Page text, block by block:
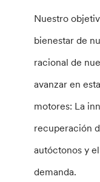
Nuestro
bienestar de
racional de
avanzar en
motores: La
recuperación
autóctonos y
demanda.